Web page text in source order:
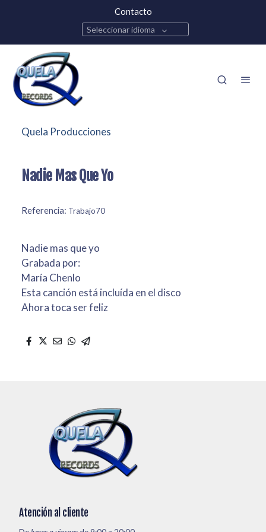
Contacto
Seleccionar idioma
Quela Producciones
Nadie Mas Que Yo
Referencia: Trabajo70
Nadie mas que yo
Grabada por:
María Chenlo
Esta canción está incluída en el disco
Ahora toca ser feliz
Atención al cliente